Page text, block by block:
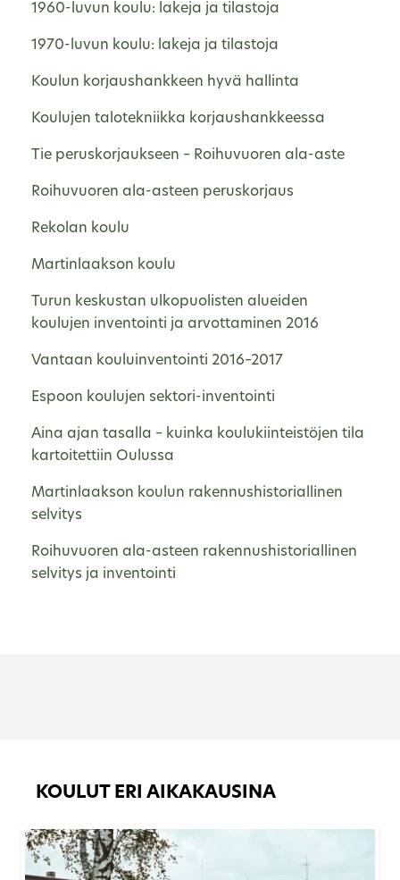
1960-luvun koulu: lakeja ja tilastoja
1970-luvun koulu: lakeja ja tilastoja
Koulun korjaushankkeen hyvä hallinta
Koulujen talotekniikka korjaushankkeessa
Tie peruskorjaukseen – Roihuvuoren ala-aste
Roihuvuoren ala-asteen peruskorjaus
Rekolan koulu
Martinlaakson koulu
Turun keskustan ulkopuolisten alueiden
koulujen inventointi ja arvottaminen 2016
Vantaan kouluinventointi 2016–2017
Espoon koulujen sektori-inventointi
Aina ajan tasalla – kuinka koulukiinteistöjen tila
kartoitettiin Oulussa
Martinlaakson koulun rakennushistoriallinen
selvitys
Roihuvuoren ala-asteen rakennushistoriallinen
selvitys ja inventointi
KOULUT ERI AIKAKAUSINA